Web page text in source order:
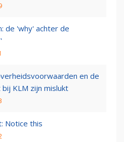
de 'why' achter de
en de
KLM zijn mislukt
Notice this